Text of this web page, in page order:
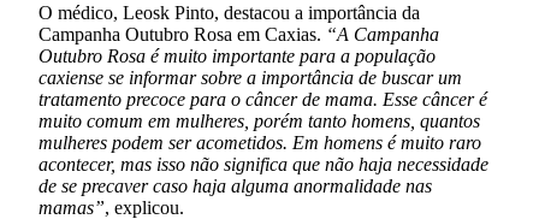
O médico, Leosk Pinto, destacou a importância da
Campanha Outubro Rosa em Caxias. “A Campanha
Outubro Rosa é muito importante para a população
caxiense se informar sobre a importância de buscar um
tratamento precoce para o câncer de mama. Esse câncer é
muito comum em mulheres, porém tanto homens, quantos
mulheres podem ser acometidos. Em homens é muito raro
acontecer, mas isso não significa que não haja necessidade
de se precaver caso haja alguma anormalidade nas
mamas”, explicou.